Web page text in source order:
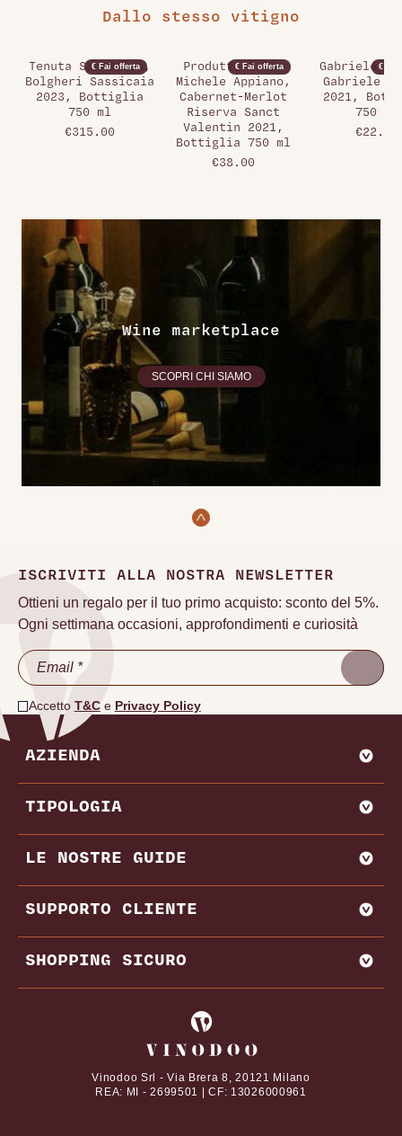
Dallo stesso vitigno
€ Fai offerta
Tenuta San Guido,
Bolgheri Sassicaia
2023, Bottiglia
750 ml
€315.00
€ Fai offerta
Produttori San
Michele Appiano,
Cabernet-Merlot
Riserva Sanct
Valentin 2021,
Bottiglia 750 ml
€38.00
€ Fai
Gabriele
Gabriele
2021,
750 ml
€22.00
Wine marketplace
SCOPRI CHI SIAMO
ISCRIVITI ALLA NOSTRA NEWSLETTER
Ottieni un regalo per il tuo primo acquisto: sconto del 5%.
Ogni settimana occasioni, approfondimenti e curiosità
Accetto T&Ce Privacy Policy
AZIENDA
CHI SIAMO
VADEMECUM VINODOO
ENOWEB
VENDI CON NOI
TIPOLOGIA
AGLIANICO
AMARONE
BAROLO
BRUNELLO DI MONTALCINO
CHIANTI
LE NOSTRE GUIDE
MIGLIORI PRODUTTORI E CANTINE ITALIA
MIGLIORI PRODUTTORI E CANTINE FRANCIA
REGIONI VINICOLE
VITIGNI
DAL NOSTRO MAGAZINE
SUPPORTO CLIENTE
CONTATTI
DOMANDE FREQUENTI
TERMINI E CONDIZIONI
SHOPPING SICURO
I tuoi pagamenti online con
Vinodoo Srl - Via Brera 8, 20121 Milano
REA: MI - 2699501 | CF: 13026000961